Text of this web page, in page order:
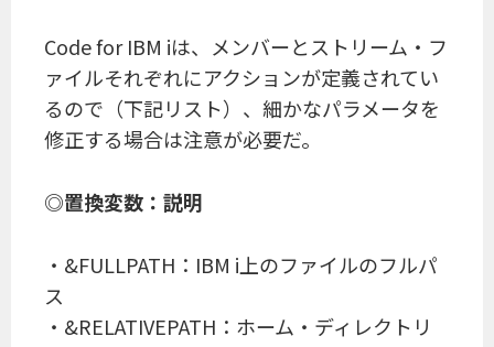
Code for IBM iは、メンバーとストリーム・フ
ァイルそれぞれにアクションが定義されてい
るので（下記リスト）、細かなパラメータを
修正する場合は注意が必要だ。
◎置換変数：説明
・&FULLPATH：IBM i上のファイルのフルパ
ス
・&RELATIVEPATH：ホーム・ディレクトリ